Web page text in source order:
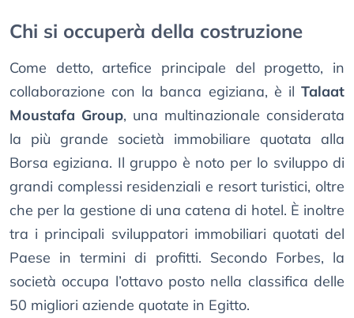
Chi si occuperà della costruzione
Come detto, artefice principale del progetto, in
collaborazione con la banca egiziana, è il Talaat
Moustafa Group, una multinazionale considerata
la più grande società immobiliare quotata alla
Borsa egiziana. Il gruppo è noto per lo sviluppo di
grandi complessi residenziali e resort turistici, oltre
che per la gestione di una catena di hotel. È inoltre
tra i principali sviluppatori immobiliari quotati del
Paese in termini di profitti. Secondo Forbes, la
società occupa l’ottavo posto nella classifica delle
50 migliori aziende quotate in Egitto.